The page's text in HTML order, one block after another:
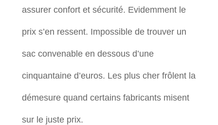
assurer confort et sécurité. Evidemment le
prix s’en ressent. Impossible de trouver un
sac convenable en dessous d’une
cinquantaine d’euros. Les plus cher frôlent la
démesure quand certains fabricants misent
sur le juste prix.